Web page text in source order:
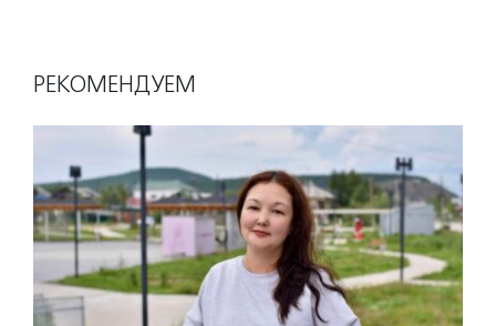
РЕКОМЕНДУЕМ